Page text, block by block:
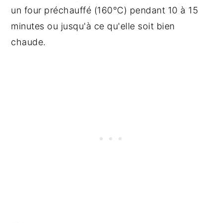
un four préchauffé (160°C) pendant 10 à 15
minutes ou jusqu'à ce qu'elle soit bien
chaude.